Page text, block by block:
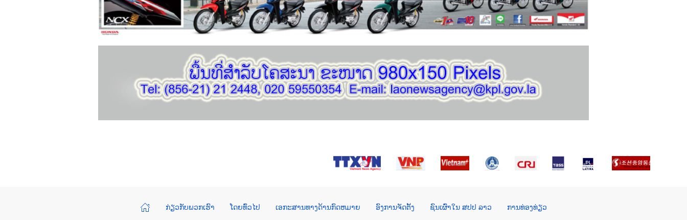
ກ່ຽວກັບພວກເຮົາ ໂດຍທົ່ວໄປ ເອກະສານທາງດ້ານກົດຫມາຍ ອົງການຈັດຕັ້ງ ຊົນເຜົ່າໃນ ສປປ ລາວ ການທ່ອງທ່ຽວ